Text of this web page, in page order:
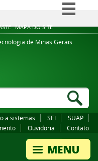
MAPA DO SITE
Simplifique!
Comunica BR
Legislação
de Minas Gerais
a sistemas SEI
SUAP
Ouvidoria Contato